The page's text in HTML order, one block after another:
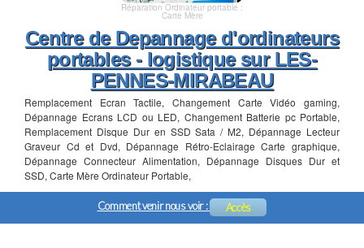
Réparation Ordinateur portable :
Carte Mère
Centre de Depannage d'ordinateurs
portables - logistique sur LES-
PENNES-MIRABEAU
Remplacement Ecran Tactile, Changement Carte Vidéo gaming,
Dépannage Ecrans LCD ou LED, Changement Batterie pc Portable,
Remplacement Disque Dur en SSD Sata / M2, Dépannage Lecteur
Graveur Cd et Dvd, Dépannage Rétro-Eclairage Carte graphique,
Dépannage Connecteur Alimentation, Dépannage Disques Dur et
SSD, Carte Mère Ordinateur Portable,
Comment venir nous voir : Accès